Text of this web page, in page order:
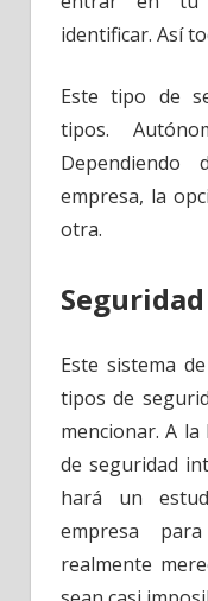
identificar. Así
Este tipo de
tipos.
empresa, la
otra.
Este sistema
tipos de
mencionar. A
de seguridad
hará un
empresa
realmente